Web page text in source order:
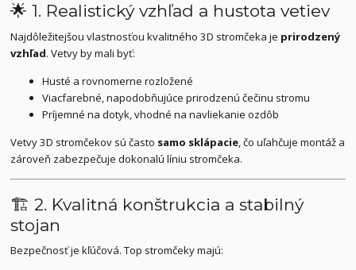
🌟 1. Realistický vzhľad a hustota vetiev
Najdôležitejšou vlastnosťou kvalitného 3D stromčeka je prirodzený
vzhľad. Vetvy by mali byť:
Husté a rovnomerne rozložené
Viacfarebné, napodobňujúce prirodzenú čečinu stromu
Príjemné na dotyk, vhodné na navliekanie ozdôb
Vetvy 3D stromčekov sú často samo sklápacie, čo uľahčuje montáž a
zároveň zabezpečuje dokonalú líniu stromčeka.
🏗️ 2. Kvalitná konštrukcia a stabilný
stojan
Bezpečnosť je kľúčová. Top stromčeky majú: